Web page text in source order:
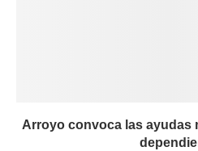
Arroyo convoca las ayudas